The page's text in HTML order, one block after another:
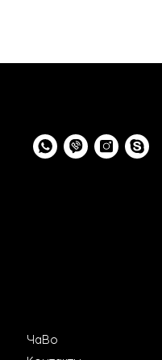
ЧаВо